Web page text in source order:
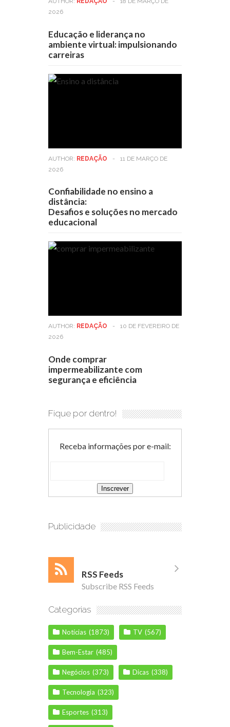
2026
Educação e liderança no
ambiente virtual: impulsionando
carreiras
AUTHOR: REDAÇÃO -
11 DE MARÇO DE
2026
Confiabilidade no ensino a
distância:
Desafios e soluções no mercado
educacional
AUTHOR: REDAÇÃO -
10 DE FEVEREIRO DE
2026
Onde comprar
impermeabilizante com
segurança e eficiência
Fique por dentro!
Receba informações por e-mail:
Publicidade
RSS Feeds
Subscribe RSS Feeds
Categorias
Notícias (1873) TV (567)
Bem-Estar (485)
Negócios (373) Dicas (338)
Tecnologia (323)
Esportes (313)